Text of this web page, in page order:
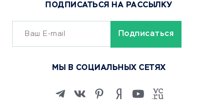
Сервисы доставки
ОБУЧЕНИЕ И РАБОТА
Изучение иностранных
ПОДПИСАТЬСЯ НА РАССЫЛКУ
МЫ В СОЦИАЛЬНЫХ СЕТЯХ